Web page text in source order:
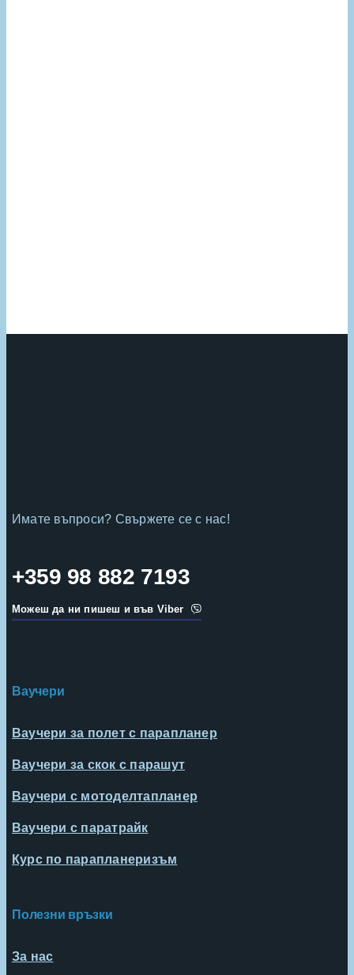
Имате въпроси? Свържете се с нас!
+359 98 882 7193
Можеш да ни пишеш и във Viber
Ваучери
Ваучери за полет с парапланер
Ваучери за скок с парашут
Ваучери с мотоделтапланер
Ваучери с паратрайк
Курс по парапланеризъм
Полезни връзки
За нас